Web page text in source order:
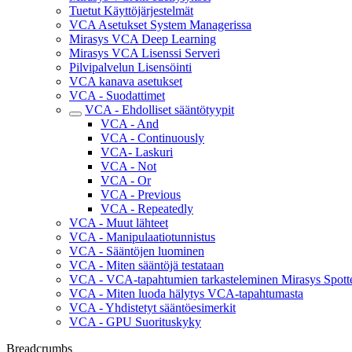
Tuetut Käyttöjärjestelmät
VCA Asetukset System Managerissa
Mirasys VCA Deep Learning
Mirasys VCA Lisenssi Serveri
Pilvipalvelun Lisensöinti
VCA kanava asetukset
VCA - Suodattimet
VCA - Ehdolliset sääntötyypit
VCA - And
VCA - Continuously
VCA- Laskuri
VCA - Not
VCA - Or
VCA - Previous
VCA - Repeatedly
VCA - Muut lähteet
VCA - Manipulaatiotunnistus
VCA - Sääntöjen luominen
VCA - Miten sääntöjä testataan
VCA - VCA-tapahtumien tarkasteleminen Mirasys
VCA - Miten luoda hälytys VCA-tapahtumasta
VCA - Yhdistetyt sääntöesimerkit
VCA - GPU Suorituskyky
Breadcrumbs